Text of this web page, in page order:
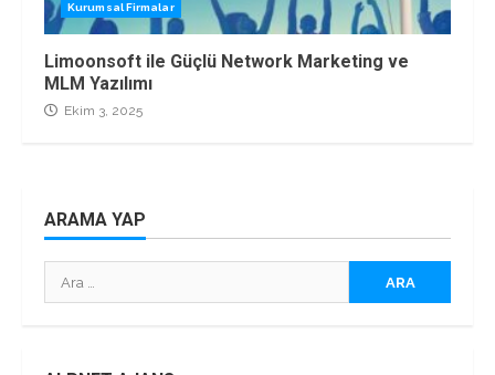
Kurumsal Firmalar
Limoonsoft ile Güçlü Network Marketing ve
MLM Yazılımı
Ekim 3, 2025
ARAMA YAP
Arama: